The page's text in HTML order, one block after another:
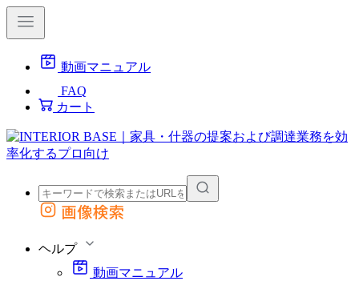
動画マニュアル
FAQ
カート
外部サイトの商品をカートに追加
画像検索
ヘルプ
動画マニュアル